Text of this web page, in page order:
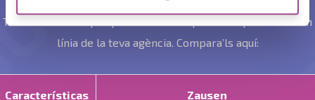
Triar el CMS adequat per a tu és indispensable per a l’èxit en
línia de la teva agència. Compara’ls aquí:
Características Zausen